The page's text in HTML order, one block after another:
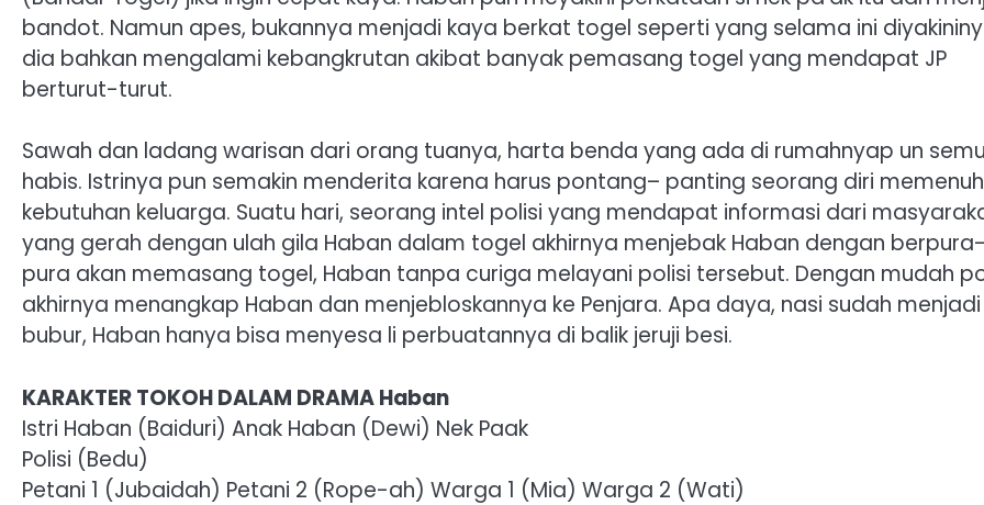
bandot. Namun apes, bukannya menjadi kaya berkat togel seperti yang selama ini
dia bahkan mengalami kebangkrutan akibat banyak pemasang togel yang mendapat JP
berturut-turut.
Sawah dan ladang warisan dari orang tuanya, harta benda yang ada di rumahnyap un
habis. Istrinya pun semakin menderita karena harus pontang– panting seorang diri
kebutuhan keluarga. Suatu hari, seorang intel polisi yang mendapat informasi dari
yang gerah dengan ulah gila Haban dalam togel akhirnya menjebak Haban dengan
pura akan memasang togel, Haban tanpa curiga melayani polisi tersebut. Dengan mudah
akhirnya menangkap Haban dan menjebloskannya ke Penjara. Apa daya, nasi sudah menjadi
bubur, Haban hanya bisa menyesa li perbuatannya di balik jeruji besi.
KARAKTER TOKOH DALAM DRAMA Haban
Istri Haban (Baiduri) Anak Haban (Dewi) Nek Paak
Polisi (Bedu)
Petani 1 (Jubaidah) Petani 2 (Rope-ah) Warga 1 (Mia) Warga 2 (Wati)